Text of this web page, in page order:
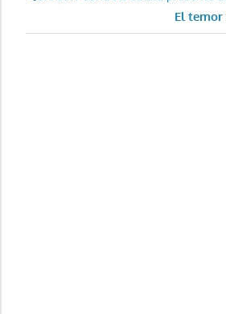
de
Entrada
siguiente:
El temor